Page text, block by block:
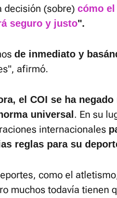
decisión (sobre) cómo
seguro y justo".
de inmediato y
afirmó.
el COI se ha
universal . En su
internacionales
reglas para su
como el
muchos todavía tienen